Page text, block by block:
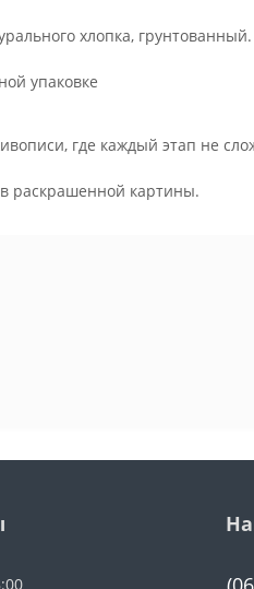
хлопка, грунтованный.
упаковке
где каждый этап не
раскрашенной картины.